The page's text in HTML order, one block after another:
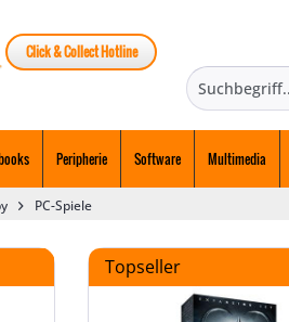
Click & Collect Hotline
Peripherie Software Multimedia
PC-Spiele
Topseller